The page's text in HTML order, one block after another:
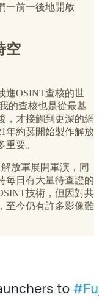
一前一後地開啟
空
進OSINT查核的世
的查核也是從最基
，才接觸到更深的網
年約瑟開始製作解放
要。
放軍展開軍演，同
每日有大量待查證的
技術，但因對共
至今仍有許多影像難